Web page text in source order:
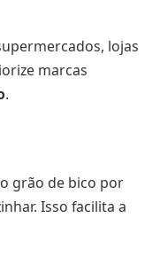
lojas
marcas
.
grão de bico por
Isso facilita a